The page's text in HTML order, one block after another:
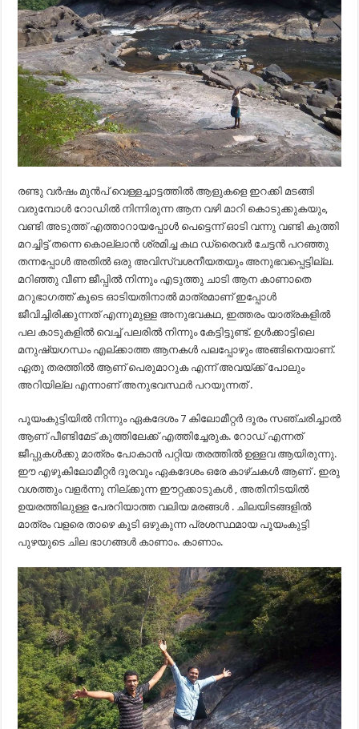
രണ്ടു വർഷം മുൻപ് വെള്ളച്ചാട്ടത്തിൽ ആളുകളെ ഇറക്കി മടങ്ങി
വരുമ്പോൾ റോഡിൽ നിന്നിരുന്ന ആന വഴി മാറി കൊടുക്കുകയും,
വണ്ടി അടുത്ത് എത്താറായപ്പോൾ പെട്ടെന്ന് ഓടി വന്നു വണ്ടി കുത്തി
മറച്ചിട്ട്‌ തന്നെ കൊല്ലാൻ ശ്രമിച്ച കഥ ഡ്രൈവർ ചേട്ടൻ പറഞ്ഞു
തന്നപ്പോൾ അതിൽ ഒരു അവിസ്വശനീയതയും അനുഭവപ്പെട്ടില്ല.
മറിഞ്ഞു വീണ ജീപ്പിൽ നിന്നും എടുത്തു ചാടി ആന കാണാതെ
മറുഭാഗത്ത്‌ കൂടെ ഓടിയതിനാൽ മാത്രമാണ് ഇപ്പോൾ
ജീവിച്ചിരിക്കുന്നത്‌ എന്നുമുള്ള അനുഭവകഥ, ഇത്തരം യാത്രകളിൽ
പല കാടുകളിൽ വെച്ച് പലരിൽ നിന്നും കേട്ടിട്ടുണ്ട്. ഉൾക്കാട്ടിലെ
മനുഷ്യഗന്ധം എല്ക്കാത്ത ആനകൾ പലപ്പോഴും അങ്ങിനെയാണ്.
ഏതു തരത്തിൽ ആണ് പെരുമാറുക എന്ന് അവയ്ക്ക് പോലും
അറിയില്ല എന്നാണ് അനുഭവസ്ഥർ പറയുന്നത് .
പൂയംകുട്ടിയിൽ നിന്നും ഏകദേശം 7 കിലോമീറ്റർ ദൂരം സഞ്ചരിച്ചാൽ
ആണ് പീണ്ടിമേട്‌ കുത്തിലേക്ക്‌ എത്തിച്ചേരുക. റോഡ്‌ എന്നത്
ജീപ്പുകൾക്കു മാത്രം പോകാൻ പറ്റിയ തരത്തിൽ ഉള്ളവ ആയിരുന്നു.
ഈ എഴുകിലോമീറ്റർ ദൂരവും ഏകദേശം ഒരേ കാഴ്ചകൾ ആണ് . ഇരു
വശത്തും വളർന്നു നില്ക്കുന്ന ഈറ്റക്കാടുകൾ , അതിനിടയിൽ
ഉയരത്തിലുള്ള പേരറിയാത്ത വലിയ മരങ്ങൾ . ചിലയിടങ്ങളിൽ
മാത്രം വളരെ താഴെ കൂടി ഒഴുകുന്ന പ്രശസ്ഥമായ പൂയംകുട്ടി
പുഴയുടെ ചില ഭാഗങ്ങൾ കാണാം. കാണാം.